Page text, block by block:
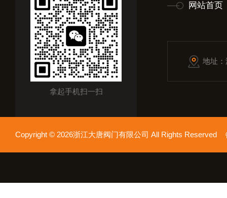
拿起手机扫一扫
网站首页
地址
Copyright © 2026浙江大唐阀门有限公司 All Rights Reserved